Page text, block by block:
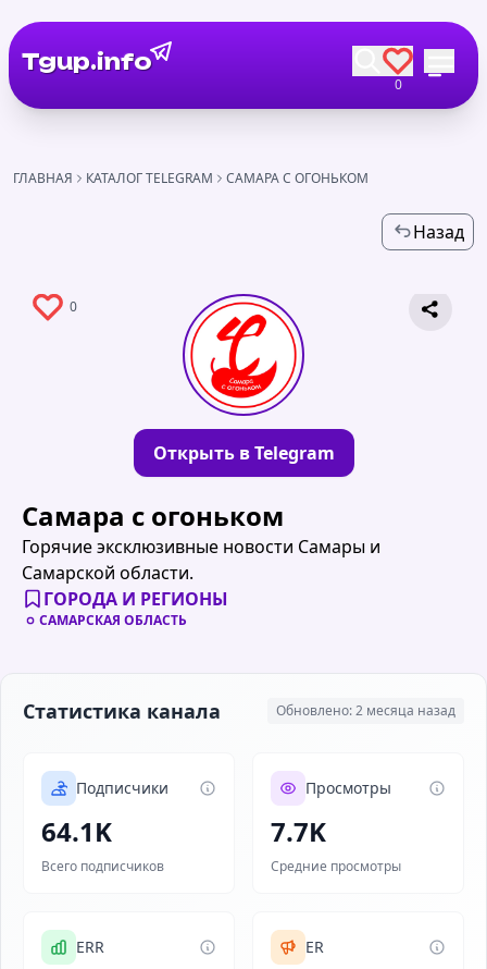
Tgup.info
0
ГЛАВНАЯ КАТАЛОГ TELEGRAM САМАРА С ОГОНЬКОМ
Назад
0
Открыть в Telegram
Самара с огоньком
Горячие эксклюзивные новости Самары и
Самарской области.
ГОРОДА И РЕГИОНЫ
САМАРСКАЯ ОБЛАСТЬ
Статистика канала Обновлено: 2 месяца назад
Подписчики
64.1K
Всего подписчиков
Просмотры
7.7K
Средние просмотры
ERR ER